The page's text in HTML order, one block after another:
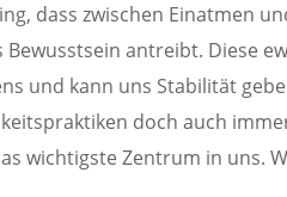
dass zwischen Einatmen
Bewusstsein antreibt. Diese
und kann uns Stabilität
doch auch
wichtigste Zentrum in uns.